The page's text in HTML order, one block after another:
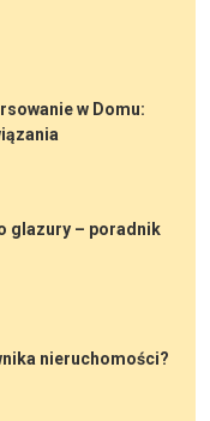
w Domu:
glazury – poradnik
nieruchomości?